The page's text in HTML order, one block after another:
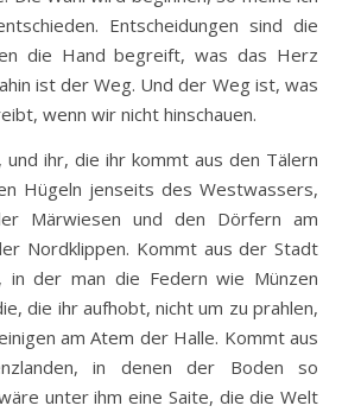
Entscheidungen sind die
die Hand begreift, was das Herz
ist der Weg. Und der Weg ist, was
wenn wir nicht hinschauen.
und ihr, die ihr kommt aus den Tälern
Hügeln jenseits des Westwassers,
Märwiesen und den Dörfern am
Nordklippen. Kommt aus der Stadt
in der man die Federn wie Münzen
die ihr aufhobt, nicht um zu prahlen,
am Atem der Halle. Kommt aus
in denen der Boden so
unter ihm eine Saite, die die Welt